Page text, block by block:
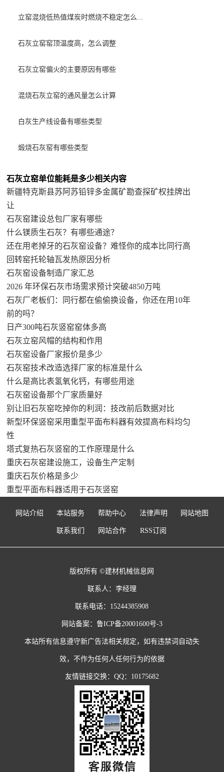
立窑混烧低热值煤炭时燃烧不稳定怎么...
石灰立窑窑顶温度高，怎么调整
石灰立窑偏火的主要原因有哪些
混烧石灰立窑的通风量怎么计算
白灰生产线设备有哪些类型
煅烧石灰窑有哪些类型
石灰立窑单位能耗是多少相关内容
新疆特克斯县苏阿苏铅锌多金属矿勘查探矿权挂牌出
让
石灰窑建设总包厂家有哪些
什么镁质生石灰？有哪些通途？
还在用老掉牙的石灰窑设备？难怪你的成本比同行高
回转窑托轮轴瓦发热原因分析
石灰窑设备制造厂家汇总
2026 年环保石灰市场需求预计突破4850万吨
石灰厂老板们：同行都在偷偷换设备，你还在用10年
前的吗？
日产300吨石灰竖窑窑体多高
石灰立窑风帽的结构和作用
石灰窑设备厂家报价是多少
石灰窑技术改造选择厂家的标准是什么
什么是高比表氢氧化钙，有哪些用途
石灰窑设备那个厂家质量好
别让旧石灰窑吃掉你的利润：技改前后数据对比
新型环保竖窑采用重型平面布料器有效提高布料均匀
性
塔式复热石灰竖窑的工作原理是什么
重庆石灰窑建设施工，设备生产定制
重庆石灰价格是多少
重型平面布料器适用于石灰竖窑
网站介绍 本站服务 帮助中心 法律声明 网站地图
联系我们 网站合作 RSS订阅
版权所有 ©建材机械信息网
联系人：李经理
联系电话：15244385908
网站备案： 鲁ICP备20001600号-3
本站所有信息遵守新广告法相关规定，如有违禁词自动失
效，不作为任何人任何行为的依据
友情链接交换：QQ：10175682